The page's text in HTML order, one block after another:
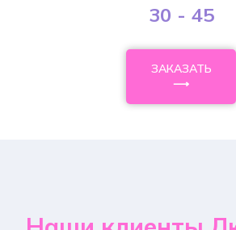
30 - 45
ЗАКАЗАТЬ
⟶